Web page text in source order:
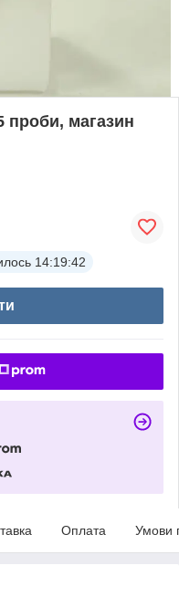
проби, магазин
14:19:42
Оплата Умови